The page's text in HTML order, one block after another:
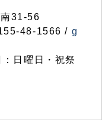
31-56
48-1566 / g
日曜日・祝祭